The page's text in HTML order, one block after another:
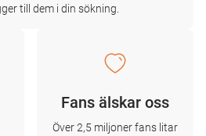
till dem i din sökning.
Fans älskar oss
Över 2,5 miljoner fans litar